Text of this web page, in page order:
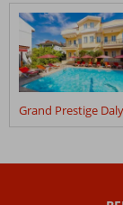
klanten
geschreven
na
hun
verblijf
Binlik
Grand Prestige